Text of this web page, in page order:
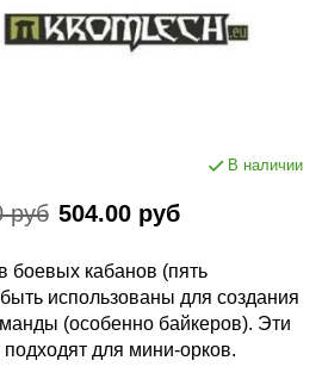
В наличии
руб 504.00 руб
боевых кабанов (пять
использованы для создания
(особенно байкеров). Эти
для мини-орков.